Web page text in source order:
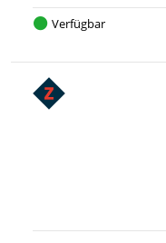
Verfügbar